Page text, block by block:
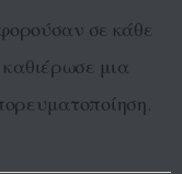
σε κάθε
μια